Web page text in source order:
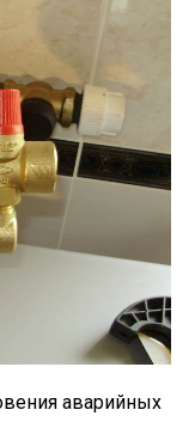
аварийных